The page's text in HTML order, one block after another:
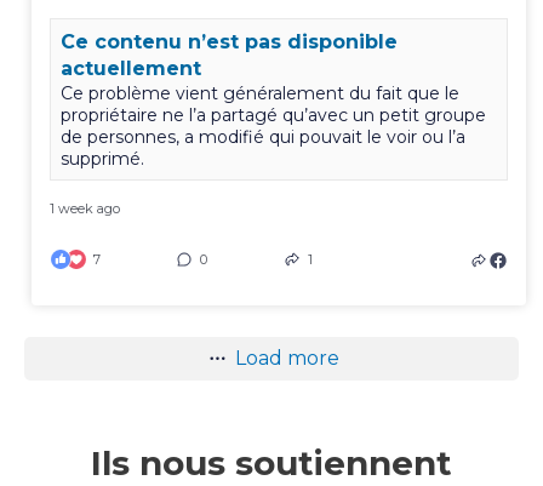
Ce contenu n’est pas disponible
actuellement
Ce problème vient généralement du fait que le
propriétaire ne l’a partagé qu’avec un petit groupe
de personnes, a modifié qui pouvait le voir ou l’a
supprimé.
1 week ago
7 0 1
Load more
Ils nous soutiennent